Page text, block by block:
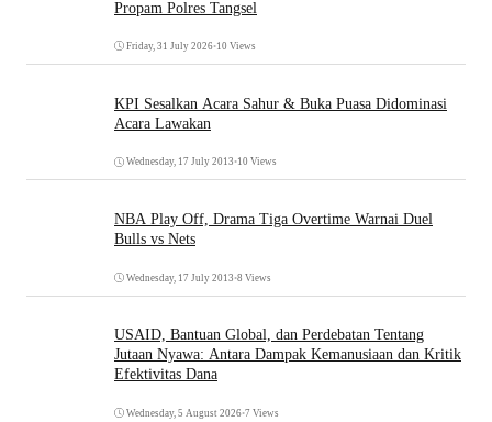
Propam Polres Tangsel
Friday, 31 July 2026•10 Views
KPI Sesalkan Acara Sahur & Buka Puasa Didominasi
Acara Lawakan
Wednesday, 17 July 2013 •10 Views
NBA Play Off, Drama Tiga Overtime Warnai Duel
Bulls vs Nets
Wednesday, 17 July 2013 •8 Views
USAID, Bantuan Global, dan Perdebatan Tentang
Jutaan Nyawa: Antara Dampak Kemanusiaan dan Kritik
Efektivitas Dana
Wednesday, 5 August 2026•7 Views